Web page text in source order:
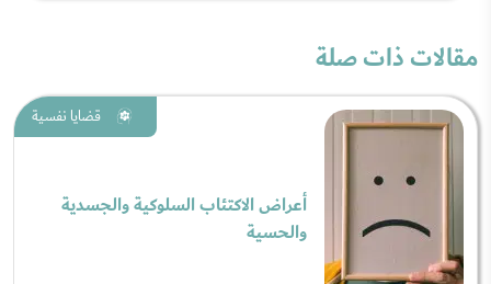
مقالات ذات صلة
قضايا نفسية
أعراض الاكتئاب السلوكية والجسدية
والحسية